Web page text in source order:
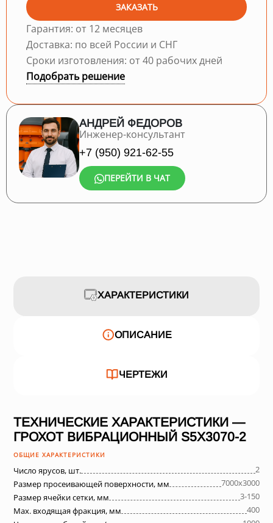
ЗАКАЗАТЬ
Гарантия: от 12 месяцев
Доставка: по всей России и СНГ
Сроки изготовления: от 40 рабочих дней
Подобрать решение
АНДРЕЙ ФЕДОРОВ
Инженер-консультант
+7 (950) 921-62-55
ПЕРЕЙТИ В ЧАТ
ХАРАКТЕРИСТИКИ
ОПИСАНИЕ
ЧЕРТЕЖИ
ТЕХНИЧЕСКИЕ ХАРАКТЕРИСТИКИ —
ГРОХОТ ВИБРАЦИОННЫЙ S5X3070-2
ОБЩИЕ ХАРАКТЕРИСТИКИ
Число ярусов, шт.
2
Размер просеивающей поверхности, мм
7000х3000
Размер ячейки сетки, мм
3-150
Max. входящая фракция, мм
400